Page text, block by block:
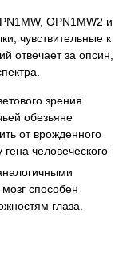
OPN1MW2 и
чувствительные к
отвечает за опсин,
зрения
обезьяне
от врожденного
человеческого
способен
глаза.